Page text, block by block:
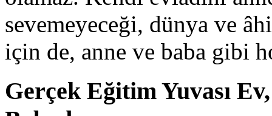
sevemeyeceği, dünya ve
için de, anne ve baba gibi
Gerçek Eğitim Yuvası